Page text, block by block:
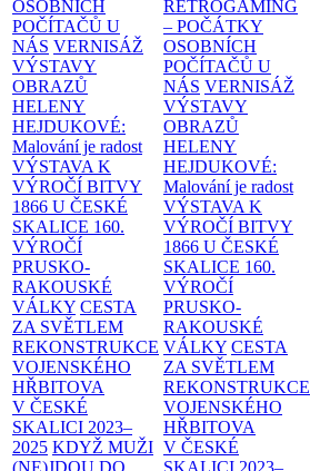
OSOBNÍCH
POČÍTAČŮ U
NÁS VERNISÁŽ
VÝSTAVY
OBRAZŮ
HELENY
HEJDUKOVÉ:
Malování je radost
VÝSTAVA K
VÝROČÍ BITVY
1866 U ČESKÉ
SKALICE 160.
VÝROČÍ
PRUSKO-
RAKOUSKÉ
VÁLKY CESTA
ZA SVĚTLEM
REKONSTRUKCE
VOJENSKÉHO
HŘBITOVA
V ČESKÉ
SKALICI 2023–
2025 KDYŽ MUŽI
RETROGAMING
– POČÁTKY
OSOBNÍCH
POČÍTAČŮ U
NÁS VERNISÁŽ
VÝSTAVY
OBRAZŮ
HELENY
HEJDUKOVÉ:
Malování je radost
VÝSTAVA K
VÝROČÍ BITVY
1866 U ČESKÉ
SKALICE 160.
VÝROČÍ
PRUSKO-
RAKOUSKÉ
VÁLKY CESTA
ZA SVĚTLEM
REKONSTRUKCE
VOJENSKÉHO
HŘBITOVA
V ČESKÉ